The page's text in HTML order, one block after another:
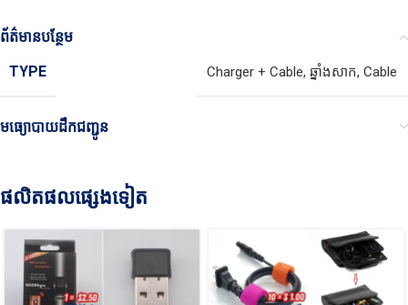
ព័ត៌មានបន្ថែម
TYPE
Charger + Cable, ឆ្នាំងសាក, Cable
មធ្យោបាយដឹកជញ្ជូន
ផលិតផលផ្សេងទៀត